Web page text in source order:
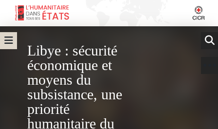
Libye : sécurité
économique et
moyens du
subsistance, une
priorité
humanitaire du